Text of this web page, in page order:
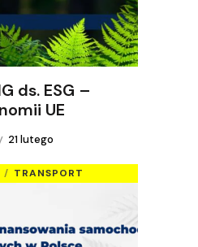
ds. ESG –
UE
21 lutego
TRANSPORT